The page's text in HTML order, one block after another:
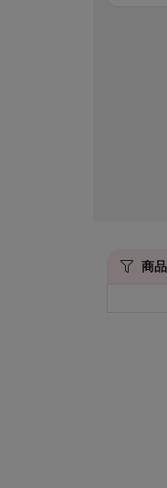
商